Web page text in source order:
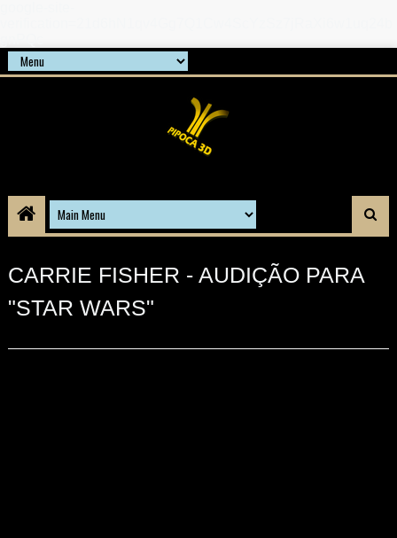
CARRIE FISHER - AUDIÇÃO PARA
"STAR WARS"